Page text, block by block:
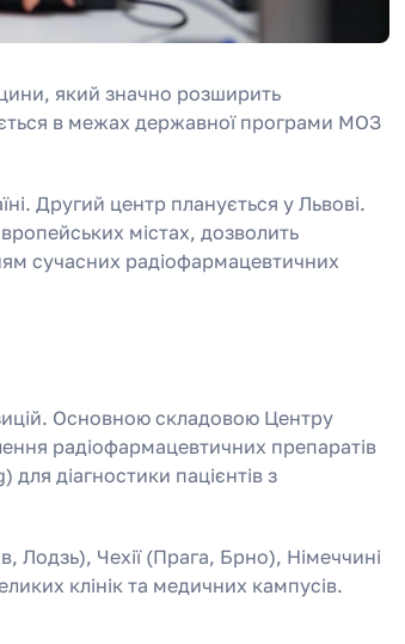
який значно розширить
в межах державної програми МОЗ
Другий центр планується у Львові.
містах, дозволить
сучасних радіофармацевтичних
Основною складовою Центру
радіофармацевтичних препаратів
діагностики пацієнтів з
Лодзь), Чехії (Прага, Брно), Німеччині
клінік та медичних кампусів.